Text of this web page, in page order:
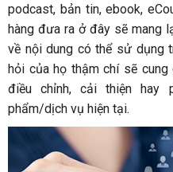
podcast, bản tin, ebook,
hàng đưa ra ở đây sẽ mang
về nội dung có thể sử dụng
hỏi của họ thậm chí sẽ
điều chỉnh, cải thiện hay
phẩm/dịch vụ hiện tại.